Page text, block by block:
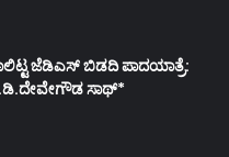
ಜೆಡಿಎಸ್ ಬಿಡದಿ ಪಾದಯಾತ್ರೆ:
ಸಾಥ್*